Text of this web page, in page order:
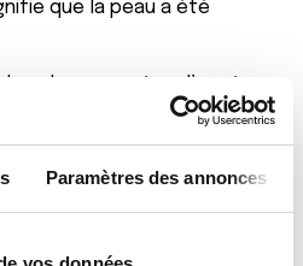
Paramètres des annonces
que la peau a été
acnéiques.
sanguins. Votre
! Elle pèle ? C’est le